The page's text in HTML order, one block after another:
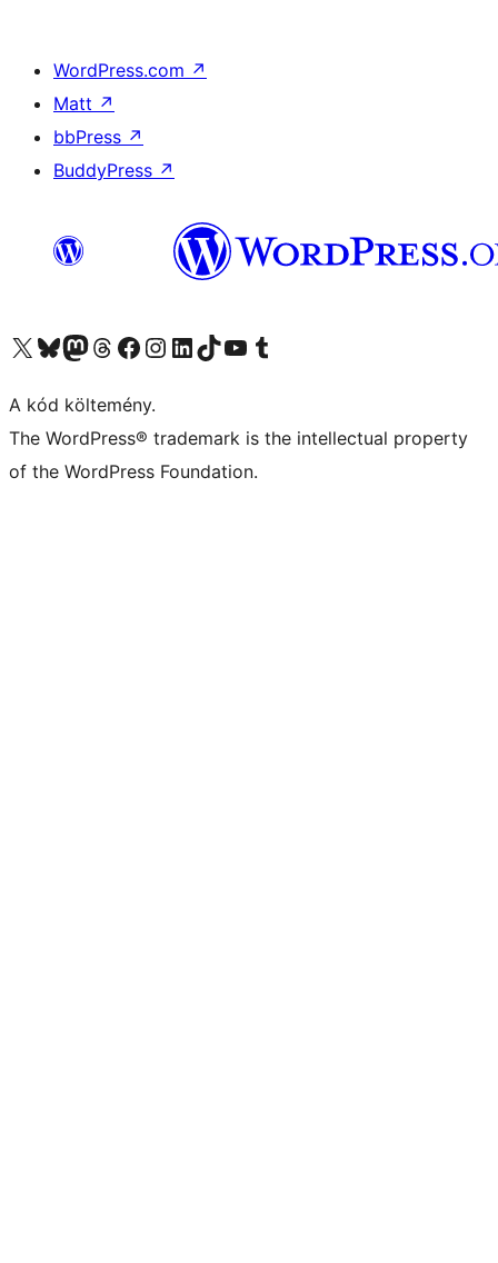
WordPress.com ↗
Matt ↗
bbPress ↗
BuddyPress ↗
Visit our X (formerly Twitter) account
Visit our Bluesky account
Twitter csatornánk
Visit our Threads account
Facebook oldalunk megtekintése
Visit our Instagram account
Visit our LinkedIn account
Visit our TikTok account
Visit our YouTube channel
Visit our Tumblr account
A kód költemény.
The WordPress® trademark is the intellectual property
of the WordPress Foundation.